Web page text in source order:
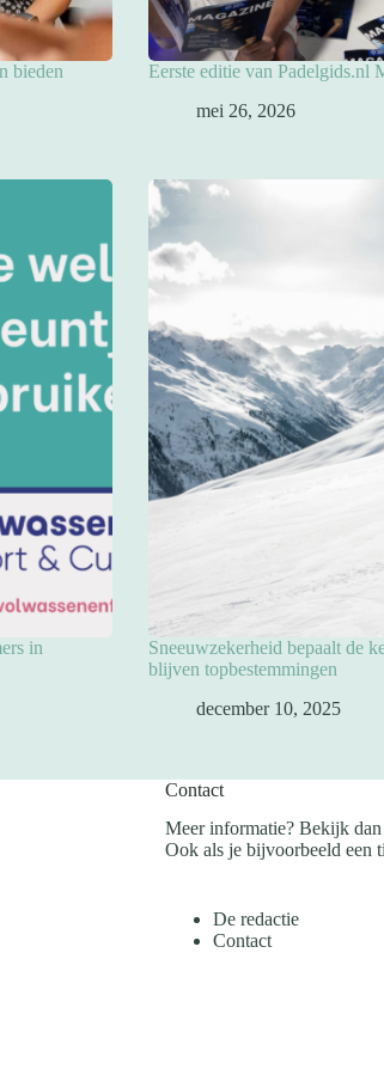
bieden
Eerste editie van Padelgids.nl
mei 26, 2026
in
Sneeuwzekerheid bepaalt de
blijven topbestemmingen
december 10, 2025
Contact
Meer informatie? Bekijk dan
Ook als je bijvoorbeeld een
De redactie
Contact